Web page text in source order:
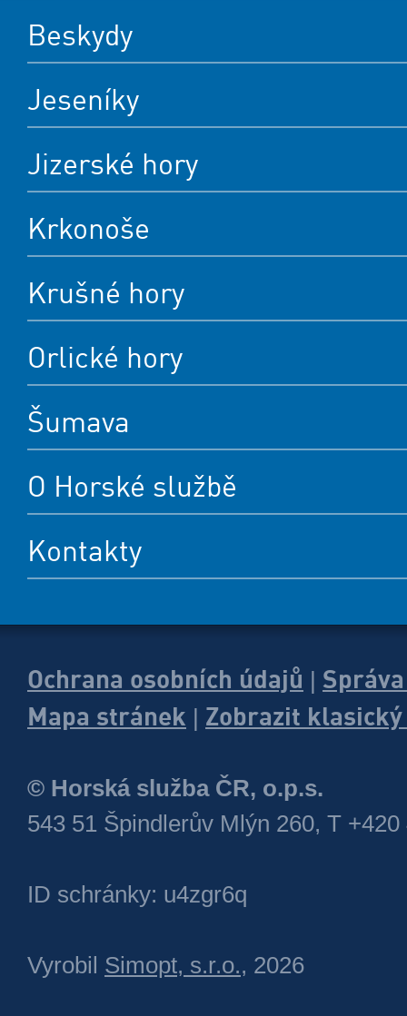
Beskydy
Jeseníky
Jizerské hory
Krkonoše
Krušné hory
Orlické hory
Šumava
O Horské službě
Kontakty
Ochrana osobních údajů
Mapa stránek
Zobrazit
© Horská služba ČR, o.p.s.
543 51 Špindlerův Mlýn 260, T +420
ID schránky: u4zgr6q
Vyrobil Simopt, s.r.o., 2026